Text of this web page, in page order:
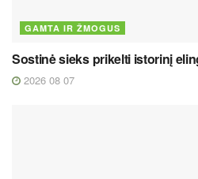
GAMTA IR ŽMOGUS
Sostinė sieks prikelti istorinį
2026 08 07